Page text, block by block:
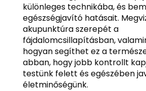
különleges technikába, és
egészségjavító hatásait.
akupunktúra szerepét a
fájdalomcsillapításban,
hogyan segíthet ez a
abban, hogy jobb kontrollt
testünk felett és egészében
életminőségünk.